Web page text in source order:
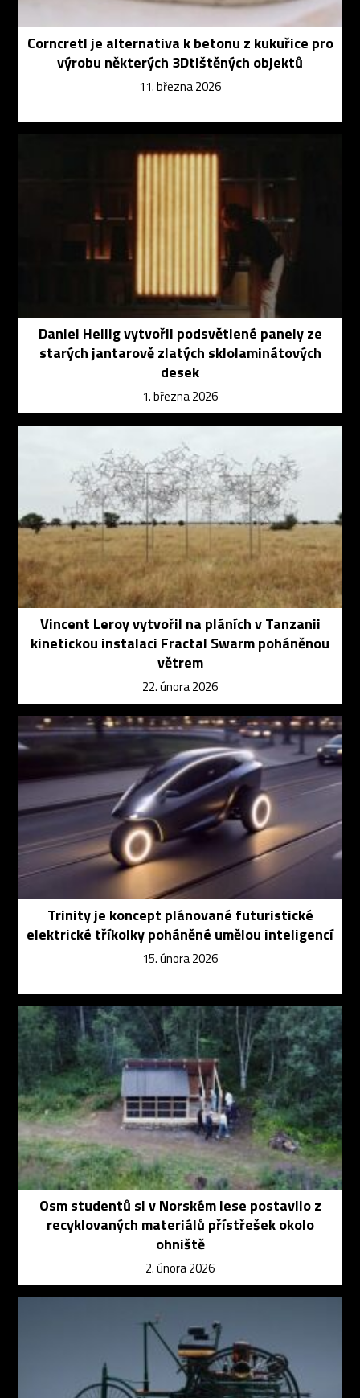
Corncretl je alternativa k betonu z kukuřice pro
výrobu některých 3Dtištěných objektů
11. března 2026
Daniel Heilig vytvořil podsvětlené panely ze
starých jantarově zlatých sklolaminátových
desek
1. března 2026
Vincent Leroy vytvořil na pláních v Tanzanii
kinetickou instalaci Fractal Swarm poháněnou
větrem
22. února 2026
Trinity je koncept plánované futuristické
elektrické tříkolky poháněné umělou inteligencí
15. února 2026
Osm studentů si v Norském lese postavilo z
recyklovaných materiálů přístřešek okolo
ohniště
2. února 2026